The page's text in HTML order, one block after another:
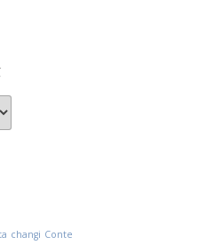
changi Conte